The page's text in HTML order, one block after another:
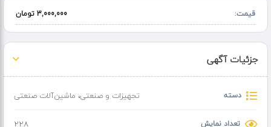
- تعمیر و ساخت قطعات یدکی مورد نیاز و در نتیجه ارائه خدمات پس از
فروش
- صدور گارانتی و تهیه شناسنامه فنی پمپ.
- نظارت بر نصب و راه اندازی پمپ در محل کارفرما.
- ساخت و اجرای پلان های مکانیکال سیل و انواع خدمات فنی و طراحی
قیمت: 3,000,000 تومان
جزئیات آگهی
دسته تجهیزات و صنعتی، ماشین‌آلات صنعتی
تعداد نمایش 228